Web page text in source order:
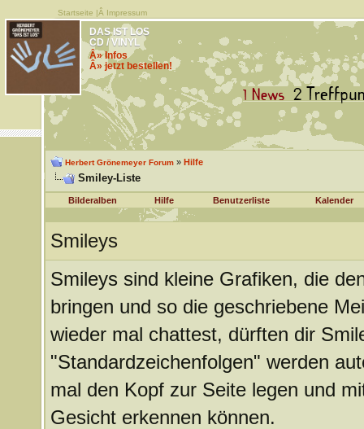
Startseite |Â Impressum
DAS IST LOS
CD / VINYL
Â» Infos
Â» jetzt bestellen!
Herbert Grönemeyer Forum» Hilfe
Smiley-Liste
Bilderalben Hilfe Benutzerliste Kalender
Smileys
Smileys sind kleine Grafiken, die
bringen und so die geschriebene
wieder mal chattest, dürften dir
"Standardzeichenfolgen" werden
mal den Kopf zur Seite legen und
Gesicht erkennen können.